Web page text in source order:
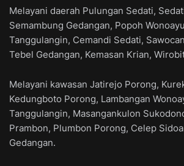
Melayani daerah Pulungan Sedati,
Semambung Gedangan, Popoh
Tanggulangin, Cemandi Sedati,
Tebel Gedangan, Kemasan Krian,
Melayani kawasan Jatirejo Porong,
Kedungboto Porong, Lambangan
Tanggulangin, Masangankulon
Prambon, Plumbon Porong, Celep
Gedangan.